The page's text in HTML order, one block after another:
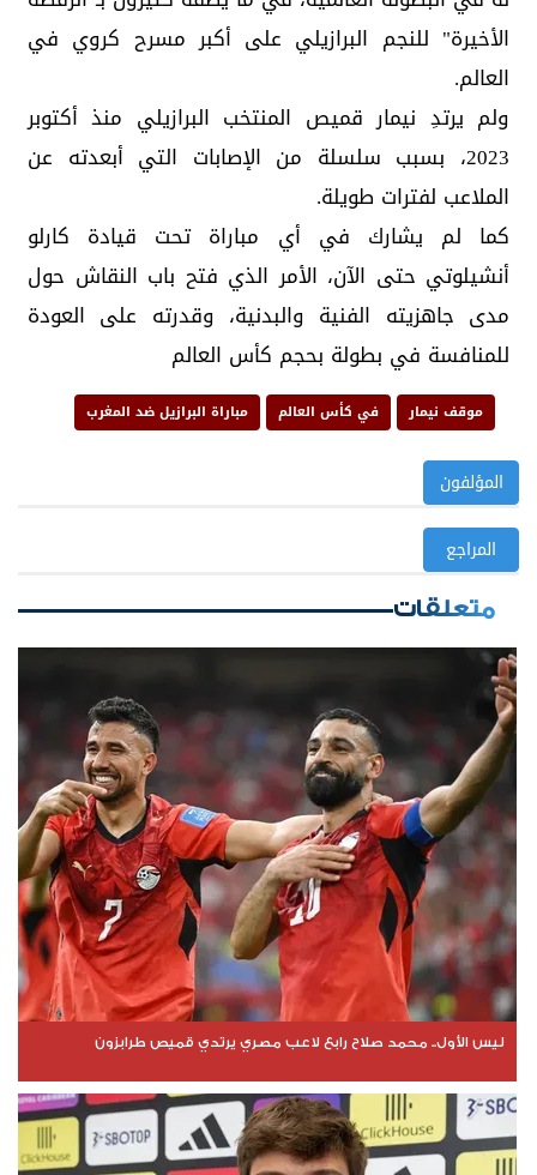
الأخيرة" للنجم البرازيلي على أكبر مسرح كروي في
العالم.
ولم يرتدِ نيمار قميص المنتخب البرازيلي منذ أكتوبر
2023، بسبب سلسلة من الإصابات التي أبعدته عن
الملاعب لفترات طويلة.
كما لم يشارك في أي مباراة تحت قيادة كارلو
أنشيلوتي حتى الآن، الأمر الذي فتح باب النقاش حول
مدى جاهزيته الفنية والبدنية، وقدرته على العودة
للمنافسة في بطولة بحجم كأس العالم
موقف نيمار في كأس العالم مباراة البرازيل ضد المغرب
المؤلفون
المراجع
متعلقات
ليس الأول.. محمد صلاح رابع لاعب مصري يرتدي قميص طرابزون